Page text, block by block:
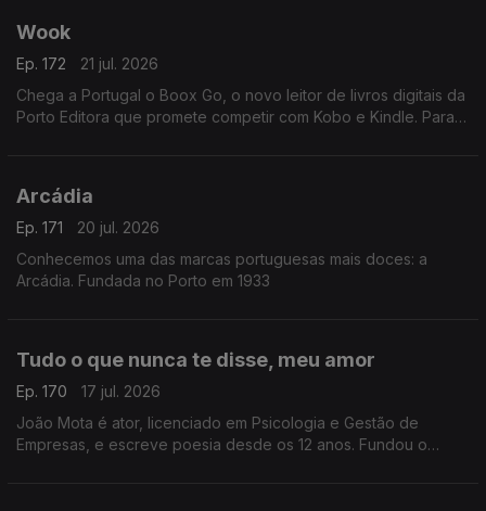
Wook
Ep. 172
21 jul. 2026
Chega a Portugal o Boox Go, o novo leitor de livros digitais da
Porto Editora que promete competir com Kobo e Kindle. Para
Arcádia
Ep. 171
20 jul. 2026
Conhecemos uma das marcas portuguesas mais doces: a
Arcádia. Fundada no Porto em 1933
Tudo o que nunca te disse, meu amor
Ep. 170
17 jul. 2026
João Mota é ator, licenciado em Psicologia e Gestão de
Empresas, e escreve poesia desde os 12 anos. Fundou o